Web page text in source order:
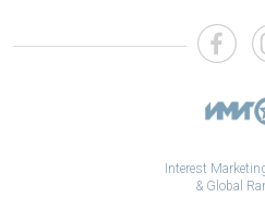
Interest
& Global